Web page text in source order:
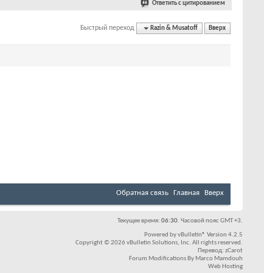
Ответить с цитированием
Быстрый переход Razin & Musatoff Вверх
Обратная связь Главная Вверх
Текущее время: 06:30. Часовой пояс GMT +3.
Powered byvBulletin® Version 4.2.5
Copyright © 2026 vBulletin Solutions, Inc. All rights reserved.
Перевод: zCarot
Forum Modifications By Marco Mamdouh
Web Hosting